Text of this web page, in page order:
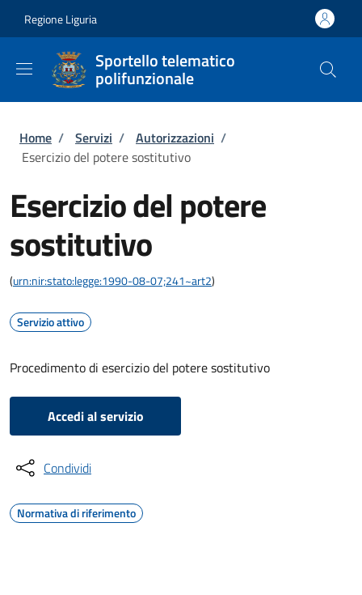
Regione Liguria
Sportello telematico
polifunzionale
Briciole di pane
Home / Servizi / Autorizzazioni /
Esercizio del potere sostitutivo
Esercizio del potere
sostitutivo
(urn:nir:stato:legge:1990-08-07;241~art2)
Servizio attivo
Procedimento di esercizio del potere sostitutivo
Accedi al servizio
Condividi
Normativa di riferimento